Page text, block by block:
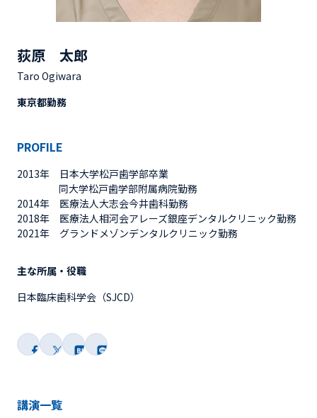
荻原 太郎
Taro Ogiwara
東京都勤務
PROFILE
2013年 日本大学松戸歯学部卒業
同大学松戸歯学部附属病院勤務
2014年 医療法人大志会今井歯科勤務
2018年 医療法人相河会アレーズ銀座デンタルクリニック勤務
2021年 グランドメゾンデンタルクリニック勤務
主な所属・役職
日本臨床歯科学会（SJCD）
講演一覧